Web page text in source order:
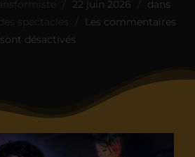
22 juin 2026
dans
Les commentaires
sont désactivés